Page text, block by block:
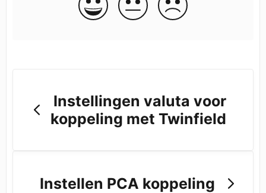
Instellingen valuta voor
koppeling met Twinfield
Instellen PCA koppeling